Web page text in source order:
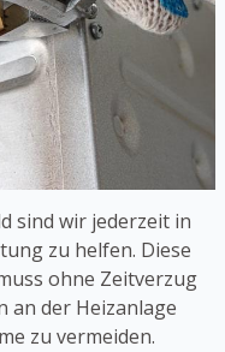
sind wir jederzeit in
zu helfen. Diese
ohne Zeitverzug
an der Heizanlage
zu vermeiden.